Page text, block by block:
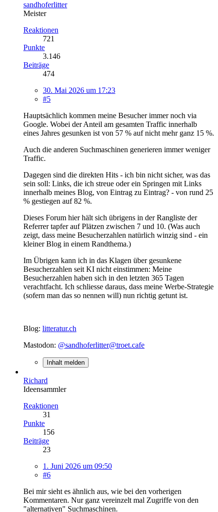
sandhoferlitter
Meister
Reaktionen
721
Punkte
3.146
Beiträge
474
30. Mai 2026 um 17:23
#5
Hauptsächlich kommen meine Besucher immer noch via
Google. Wobei der Anteil am gesamten Traffic innerhalb
eines Jahres gesunken ist von 57 % auf nicht mehr ganz 15 %.
Auch die anderen Suchmaschinen generieren immer weniger
Traffic.
Dagegen sind die direkten Hits - ich bin nicht sicher, was das
sein soll: Links, die ich streue oder ein Springen mit Links
innerhalb meines Blog, von Eintrag zu Eintrag? - von rund 25
% gestiegen auf 82 %.
Dieses Forum hier hält sich übrigens in der Rangliste der
Referrer tapfer auf Plätzen zwischen 7 und 10. (Was auch
zeigt, dass meine Besucherzahlen natürlich winzig sind - ein
kleiner Blog in einem Randthema.)
Im Übrigen kann ich in das Klagen über gesunkene
Besucherzahlen seit KI nicht einstimmen: Meine
Besucherzahlen haben sich in den letzten 365 Tagen
verachtfacht. Ich schliesse daraus, dass meine Werbe-Strategie
(sofern man das so nennen will) nun richtig getunt ist.
Blog: litteratur.ch
Mastodon: @sandhoferlitter@troet.cafe
Inhalt melden
Richard
Ideensammler
Reaktionen
31
Punkte
156
Beiträge
23
1. Juni 2026 um 09:50
#6
Bei mir sieht es ähnlich aus, wie bei den vorherigen
Kommentaren. Nur ganz vereinzelt mal Zugriffe von den
"alternativen" Suchmaschinen.